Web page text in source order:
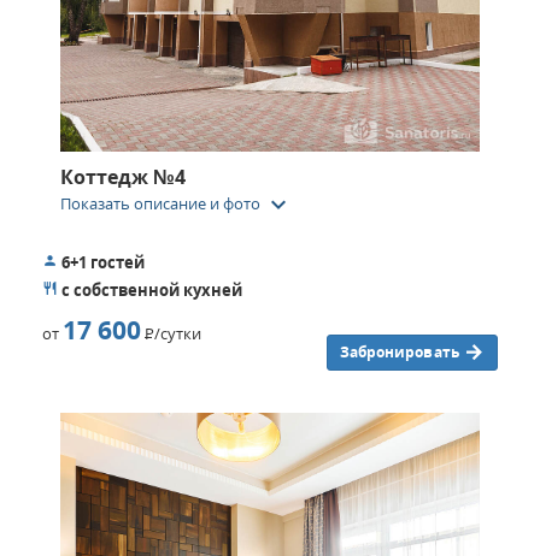
Коттедж №4
Показать описание и фото keyboard_arrow_down
6+1 гостей
с собственной кухней
от 17 600Р/сутки
Забронировать